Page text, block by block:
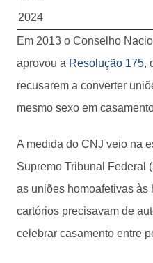
2024
Em 2013 o Conselho
aprovou a Resolução 175,
recusarem a converter
mesmo sexo em
A medida do CNJ veio na
Supremo Tribunal Federal
as uniões homoafetivas às
cartórios precisavam de
celebrar casamento entre